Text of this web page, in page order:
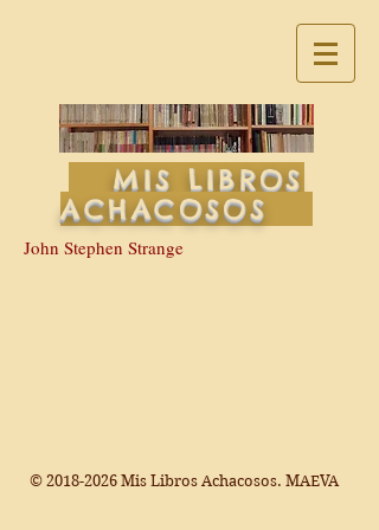
MIS LIBROS
ACHACOSOS
John Stephen Strange
© 2018-2026 Mis Libros Achacosos. MAEVA